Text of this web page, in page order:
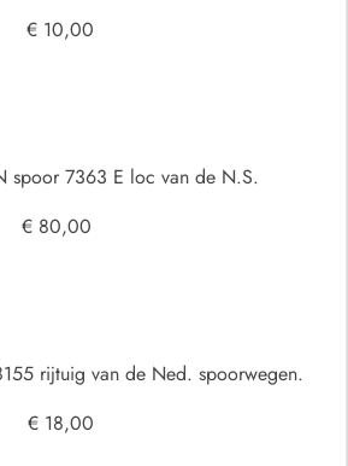
€ 10,00
spoor 7363 E loc van de N.S.
€ 80,00
rijtuig van de Ned. spoorwegen.
€ 18,00